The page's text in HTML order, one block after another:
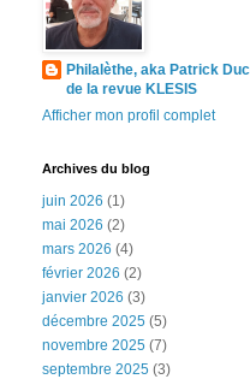
Philalèthe, aka Patrick
de la revue KLESIS
Afficher mon profil complet
Archives du blog
juin 2026 (1)
mai 2026 (2)
mars 2026 (4)
février 2026 (2)
janvier 2026 (3)
décembre 2025 (5)
novembre 2025 (7)
septembre 2025 (3)